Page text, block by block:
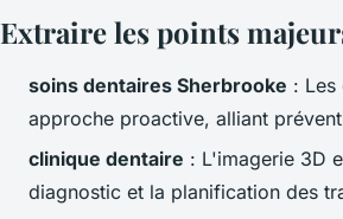
Extraire les points
soins dentaires Sherbrooke : Les
approche proactive, alliant
clinique dentaire : L'imagerie 3D
diagnostic et la planification des